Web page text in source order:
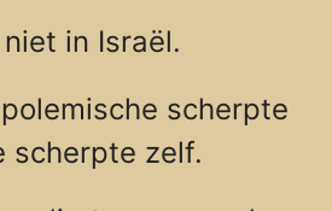
in Israël.
scherpte
scherpte zelf.